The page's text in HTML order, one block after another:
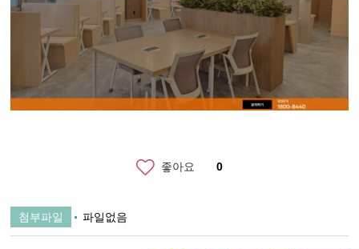
좋아요 0
첨부파일 파일없음